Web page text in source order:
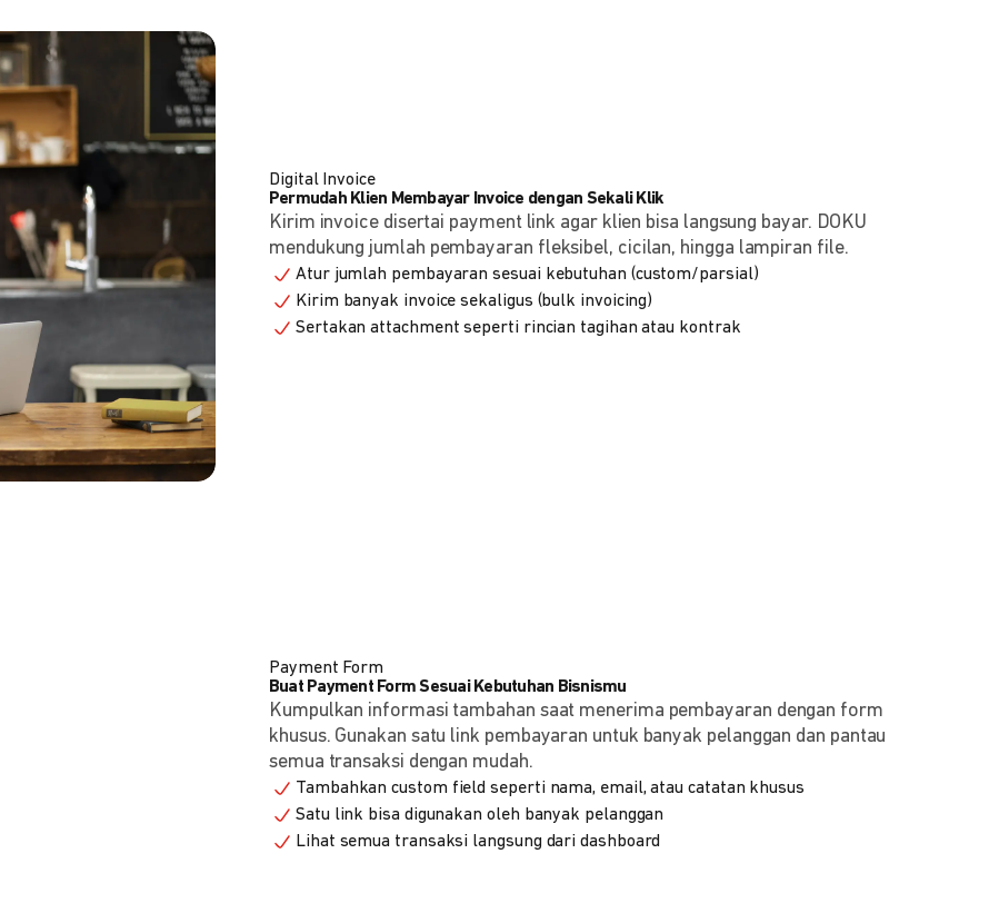
Digital Invoice
Permudah Klien Membayar Invoice dengan Sekali Klik
Kirim invoice disertai payment link agar klien bisa langsung bayar. DOKU
mendukung jumlah pembayaran fleksibel, cicilan, hingga lampiran file.
Atur jumlah pembayaran sesuai kebutuhan (custom/parsial)
Kirim banyak invoice sekaligus (bulk invoicing)
Sertakan attachment seperti rincian tagihan atau kontrak
Payment Form
Buat Payment Form Sesuai Kebutuhan Bisnismu
Kumpulkan informasi tambahan saat menerima pembayaran dengan form
khusus. Gunakan satu link pembayaran untuk banyak pelanggan dan pantau
semua transaksi dengan mudah.
Tambahkan custom field seperti nama, email, atau catatan khusus
Satu link bisa digunakan oleh banyak pelanggan
Lihat semua transaksi langsung dari dashboard